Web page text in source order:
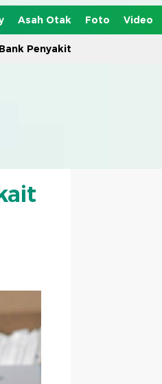
Asah Otak Foto Video
Bank Penyakit